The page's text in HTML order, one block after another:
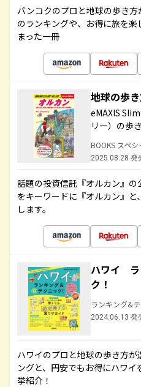
バンコクのプロと地球の歩き
のランキングや、お得に旅を
まった一冊
地球の歩
eMAXIS
リー）の歩
BOOKS スペ
2025.08.28 発
話題の投資信託『オルカン』の
をキーワードに『オルカン』
します。
ハワイ ラ
ク！
ランキング&
2024.06.13 発
ハワイのプロと地球の歩き方
ングと、円安でもお得にハワ
挙紹介！